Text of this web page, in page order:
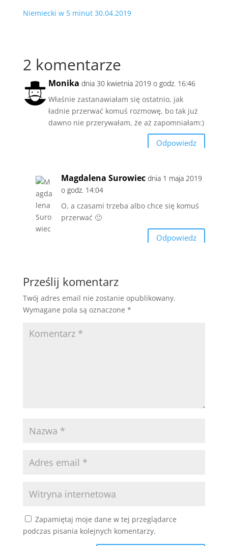
Niemiecki w 5 minut 30.04.2019
2 komentarze
Monika dnia 30 kwietnia 2019 o godz. 16:46
Właśnie zastanawiałam się ostatnio, jak
ładnie przerwać komuś rozmowę, bo tak już
dawno nie przerywałam, że aż zapomniałam:)
Odpowiedz
Magdalena Surowiec dnia 1 maja 2019
o godz. 14:04
O, a czasami trzeba albo chce się komuś
przerwać 🙂
Odpowiedz
Prześlij komentarz
Twój adres email nie zostanie opublikowany.
Wymagane pola są oznaczone *
Zapamiętaj moje dane w tej przeglądarce
podczas pisania kolejnych komentarzy.